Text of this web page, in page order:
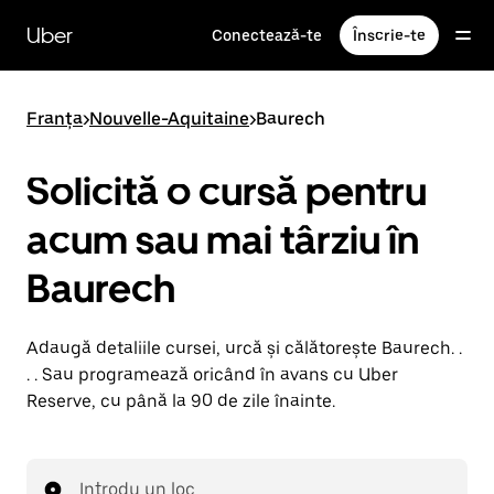
direct
conținutul
principal
Uber Conectează-te Înscrie-te
Franța>Nouvelle-Aquitaine>Baurech
Solicită o cursă pentru
acum sau mai târziu în
Baurech
Adaugă detaliile cursei, urcă și călătorește Baurech. .
. . Sau programează oricând în avans cu Uber
Reserve, cu până la 90 de zile înainte.
Introdu un loc